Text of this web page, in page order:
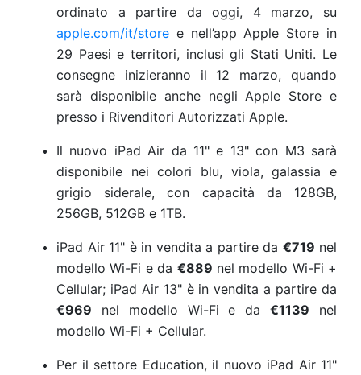
ordinato a partire da oggi, 4 marzo, su
apple.com/it/store e nell’app Apple Store in
29 Paesi e territori, inclusi gli Stati Uniti. Le
consegne inizieranno il 12 marzo, quando
sarà disponibile anche negli Apple Store e
presso i Rivenditori Autorizzati Apple.
Il nuovo iPad Air da 11" e 13" con M3 sarà
disponibile nei colori blu, viola, galassia e
grigio siderale, con capacità da 128GB,
256GB, 512GB e 1TB.
iPad Air 11" è in vendita a partire da €719 nel
modello Wi-Fi e da €889 nel modello Wi-Fi +
Cellular; iPad Air 13" è in vendita a partire da
€969
nel modello Wi-Fi e da €1139
nel
modello Wi-Fi + Cellular.
Per il settore Education, il nuovo iPad Air 11"